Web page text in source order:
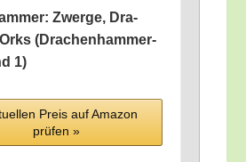
Zwer­ge, Dra­
(Dra­chen­ham­mer-
1)
Preis auf Ama­zon
prü­fen »